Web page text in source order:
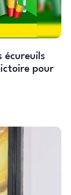
écureuils
pour